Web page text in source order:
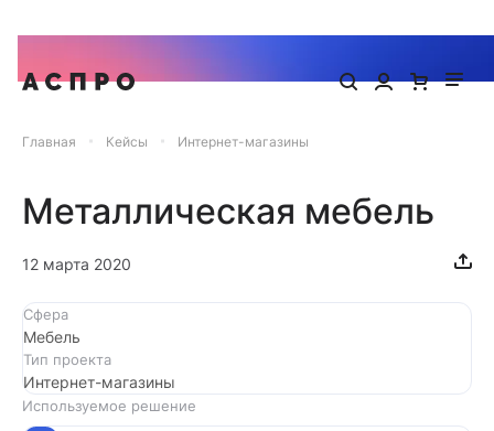
Главная Кейсы Интернет-магазины
Металлическая мебель
12 марта 2020
Сфера
Мебель
Тип проекта
Интернет-магазины
Используемое решение